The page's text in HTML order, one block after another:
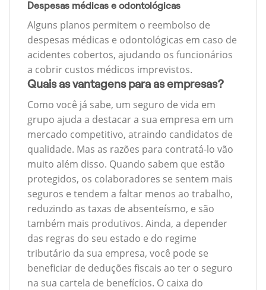
Despesas médicas e odontológicas
Alguns planos permitem o reembolso de
despesas médicas e odontológicas em caso de
acidentes cobertos, ajudando os funcionários
a cobrir custos médicos imprevistos.
Quais as vantagens para as empresas?
Como você já sabe, um seguro de vida em
grupo ajuda a destacar a sua empresa em um
mercado competitivo, atraindo candidatos de
qualidade. Mas as razões para contratá-lo vão
muito além disso. Quando sabem que estão
protegidos, os colaboradores se sentem mais
seguros e tendem a faltar menos ao trabalho,
reduzindo as taxas de absenteísmo, e são
também mais produtivos. Ainda, a depender
das regras do seu estado e do regime
tributário da sua empresa, você pode se
beneficiar de deduções fiscais ao ter o seguro
na sua cartela de benefícios. O caixa do